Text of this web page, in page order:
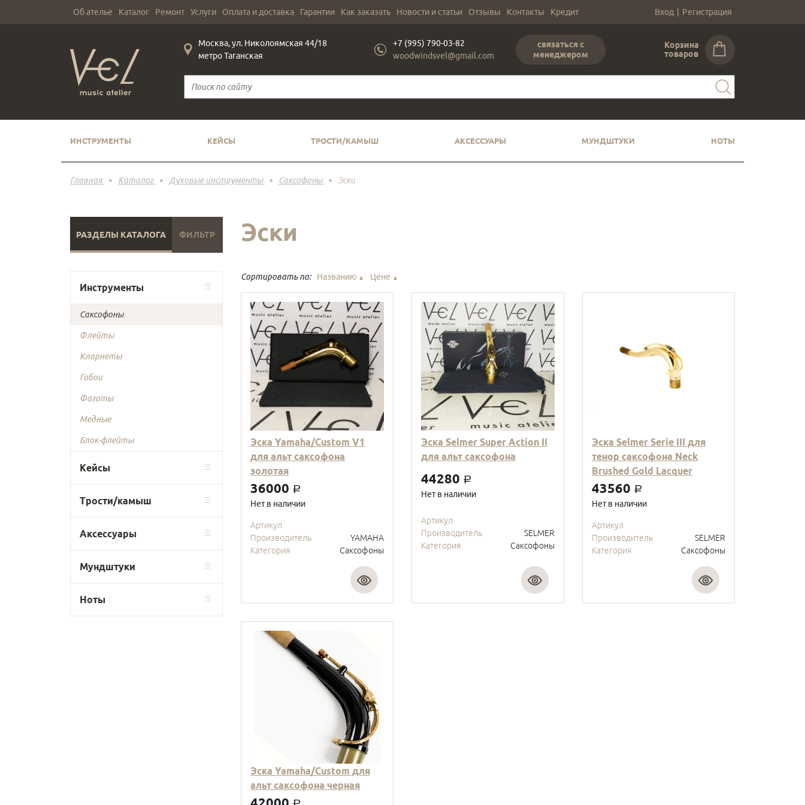
Об ателье Каталог Ремонт Услуги Оплата и доставка Гарантии Как заказать Новости и статьи Отзывы Контакты Кредит Вход | Регистрация
Москва, ул. Николоямская 44/18
метро Таганская
+7 (995) 790-03-82
woodwindsvel@gmail.com
связаться с
менеджером
Корзина
товаров
ИНСТРУМЕНТЫ КЕЙСЫ ТРОСТИ/КАМЫШ АКСЕССУАРЫ МУНДШТУКИ НОТЫ
Главная Каталог Духовые инструменты Саксофоны Эски
РАЗДЕЛЫ КАТАЛОГА ФИЛЬТР Эски
Инструменты
Саксофоны
Флейты
Кларнеты
Гобои
Фаготы
Медные
Блок-флейты
Кейсы
Трости/камыш
Аксессуары
Мундштуки
Ноты
Сортировать по: Названию ▲ Цене ▲
Эска Yamaha/Custom V1
для альт саксофона
золотая
36000 a
Нет в наличии
Артикул
Производитель
YAMAHA
Категория
Саксофоны
Эска Selmer Super Action II
для альт саксофона
44280 a
Нет в наличии
Артикул
Производитель
SELMER
Категория
Саксофоны
Эска Selmer Serie III для
тенор саксофона Neck
Brushed Gold Lacquer
43560 a
Нет в наличии
Артикул
Производитель
SELMER
Категория
Саксофоны
Эска Yamaha/Custom для
альт саксофона черная